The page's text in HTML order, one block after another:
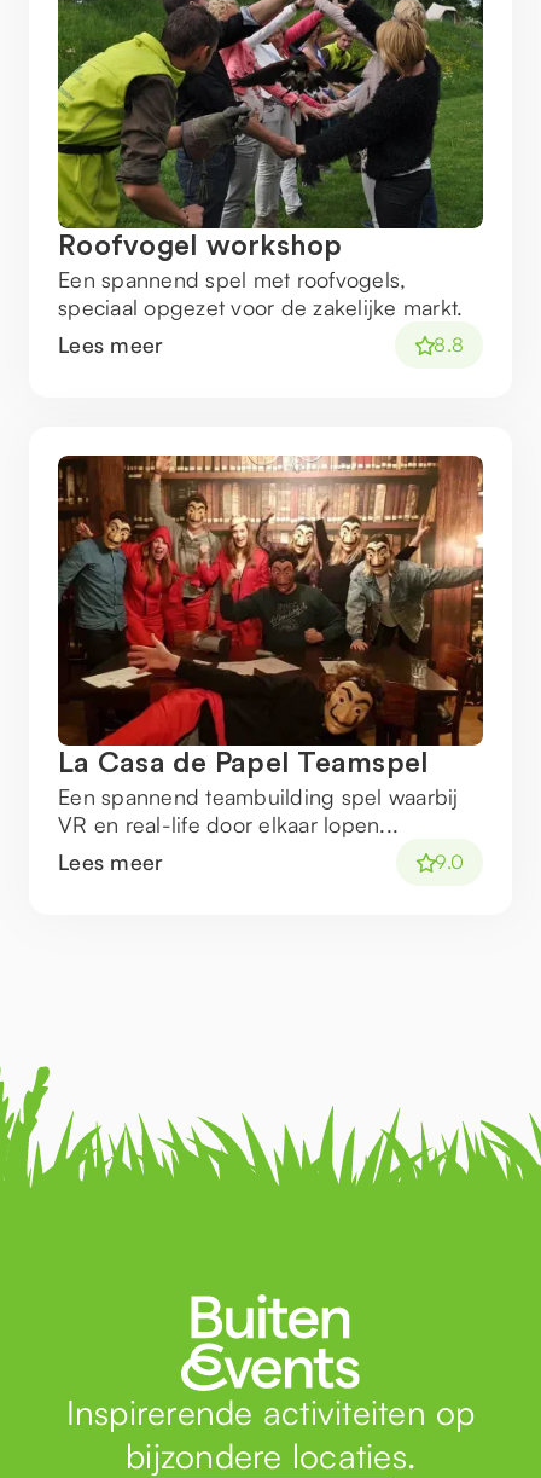
Roofvogel workshop
Een spannend spel met roofvogels,
speciaal opgezet voor de zakelijke markt.
Lees meer
8.8
La Casa de Papel Teamspel
Een spannend teambuilding spel waarbij
VR en real-life door elkaar lopen...
Lees meer
9.0
Inspirerende activiteiten op
bijzondere locaties.